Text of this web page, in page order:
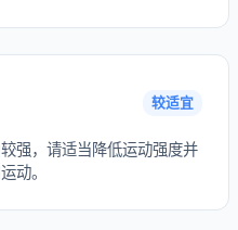
较适宜
强，请适当降低运动强度并
动。